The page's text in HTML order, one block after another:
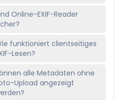
Online-EXIF-Reader
funktioniert clientseitiges
Lesen?
alle Metadaten ohne
Upload angezeigt